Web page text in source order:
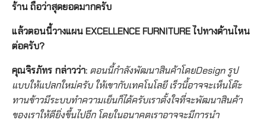
ร้าน ถือว่าสุดยอดมากครับ
แล้วตอนนี้วางแผน EXCELLENCE FURNITURE ไปทางด้านไหน
ต่อครับ?
คุณจิรภัทร กล่าวว่า: ตอนนี้กำลังพัฒนาสินค้าโดยDesign รูป
แบบให้แปลกใหม่ครับ ให้เขากับเทคโนโลยี เร็วนี้อาจจะเห็นโต๊ะ
ทานข้าวมีระบบทำความเย็นก็ได้ครับเราตั้งใจที่จะพัฒนาสินค้า
ของเราให้ดียิ่งขึ้นไปอีก โดยในอนาคตเราอาจจะมีการนำ